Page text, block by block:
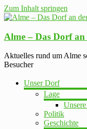
Zum Inhalt springen
Alme – Das Dorf an
Aktuelles rund um Alme
Besucher
Unser Dorf
Lage
Politik
Geschichte